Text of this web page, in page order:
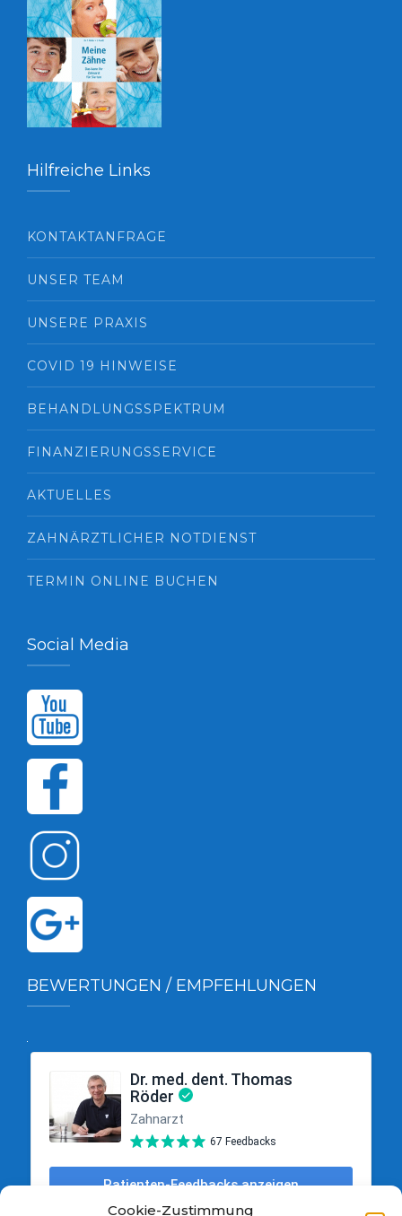
Cookie-Zustimmung
Hilfreiche Links
KONTAKTANFRAGE
UNSER TEAM
UNSERE PRAXIS
COVID 19 HINWEISE
BEHANDLUNGSSPEKTRUM
FINANZIERUNGSSERVICE
AKTUELLES
ZAHNÄRZTLICHER NOTDIENST
TERMIN ONLINE BUCHEN
Social Media
BEWERTUNGEN / EMPFEHLUNGEN